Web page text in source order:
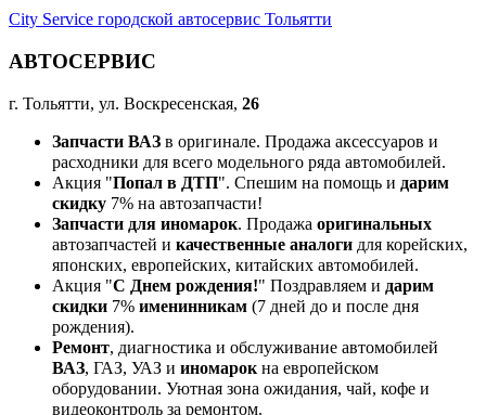
City Service городской автосервис Тольятти
АВТОСЕРВИС
г. Тольятти, ул. Воскресенская, 26
Запчасти ВАЗ в оригинале. Продажа аксессуаров и
расходники для всего модельного ряда автомобилей.
Акция "Попал в ДТП". Спешим на помощь и дарим
скидку 7% на автозапчасти!
Запчасти для иномарок. Продажа оригинальных
автозапчастей и качественные аналоги для корейских,
японских, европейских, китайских автомобилей.
Акция "С Днем рождения!" Поздравляем и дарим
скидки 7% именинникам (7 дней до и после дня
рождения).
Ремонт, диагностика и обслуживание автомобилей
ВАЗ, ГАЗ, УАЗ и иномарокна европейском
оборудовании. Уютная зона ожидания, чай, кофе и
видеоконтроль за ремонтом.